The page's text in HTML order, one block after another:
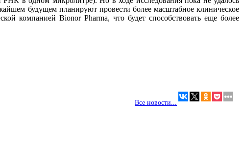
будущем планируют провести более масштабное клиническое
компанией Bionor Pharma, что будет способствовать еще более
Все новости...